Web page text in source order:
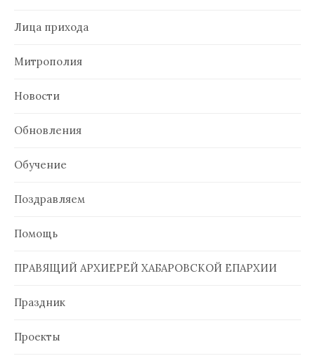
Лица прихода
Митрополия
Новости
Обновления
Обучение
Поздравляем
Помощь
ПРАВЯЩИЙ АРХИЕРЕЙ ХАБАРОВСКОЙ ЕПАРХИИ
Праздник
Проекты